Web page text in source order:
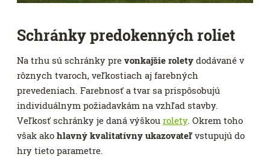
Schránky predokenných roliet
Na trhu sú schránky pre vonkajšie rolety dodávané v
rôznych tvaroch, veľkostiach aj farebných
prevedeniach. Farebnosť a tvar sa prispôsobujú
individuálnym požiadavkám na vzhľad stavby.
Veľkosť schránky je daná výškou rolety. Okrem toho
však ako hlavný kvalitatívny ukazovateľ vstupujú do
hry tieto parametre.